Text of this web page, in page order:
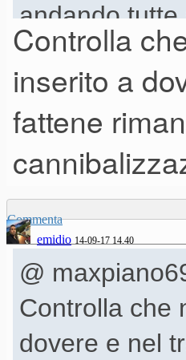
andando
un copri-
Stasera la
Controlla
inserito a
fattene
Commenta
emidio 14-09-17 14.40
@
Controlla che
dovere e nel